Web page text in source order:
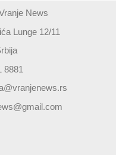
News
Lunge 12/11
8881